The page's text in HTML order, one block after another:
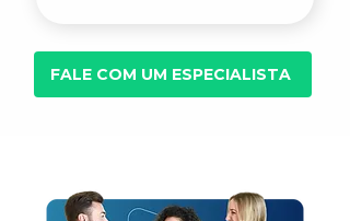
FALE COM UM ESPECIALISTA